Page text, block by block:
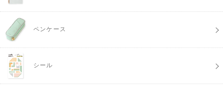
ペンケース
シール